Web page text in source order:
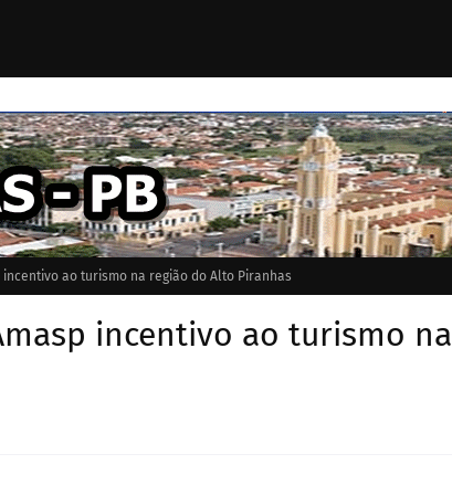
ao turismo na região do Alto Piranhas
incentivo ao turismo na